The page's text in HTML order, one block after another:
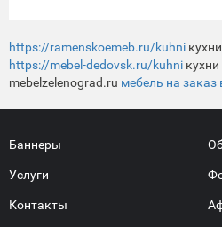
https://ramenskoemeb.ru/kuhni
https://mebel-dedovsk.ru/kuhni
mebelzelenograd.ru мебель на заказ
Баннеры
Услуги
Контакты